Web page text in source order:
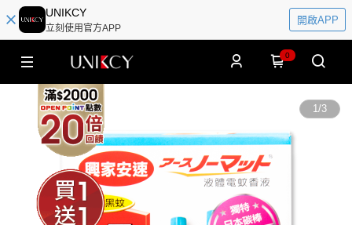
UNIKCY
立刻使用官方APP
開啟APP
0
1/3